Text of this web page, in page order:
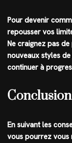
Pour devenir
repousser vos
Ne craignez pas
nouveaux styles
continuer à
Conclusion
En suivant les
vous pourrez